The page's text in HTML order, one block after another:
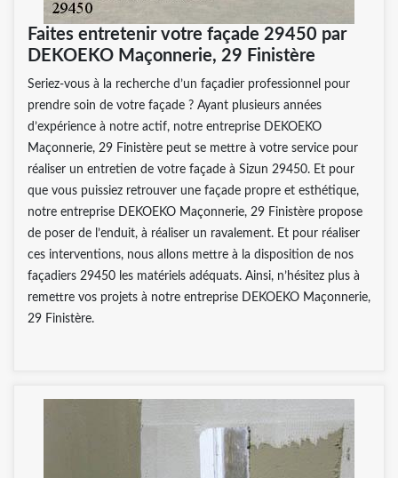
Faites entretenir votre façade 29450 par
DEKOEKO Maçonnerie, 29 Finistère
Seriez-vous à la recherche d’un façadier professionnel pour
prendre soin de votre façade ? Ayant plusieurs années
d’expérience à notre actif, notre entreprise DEKOEKO
Maçonnerie, 29 Finistère peut se mettre à votre service pour
réaliser un entretien de votre façade à Sizun 29450. Et pour
que vous puissiez retrouver une façade propre et esthétique,
notre entreprise DEKOEKO Maçonnerie, 29 Finistère propose
de poser de l’enduit, à réaliser un ravalement. Et pour réaliser
ces interventions, nous allons mettre à la disposition de nos
façadiers 29450 les matériels adéquats. Ainsi, n’hésitez plus à
remettre vos projets à notre entreprise DEKOEKO Maçonnerie,
29 Finistère.